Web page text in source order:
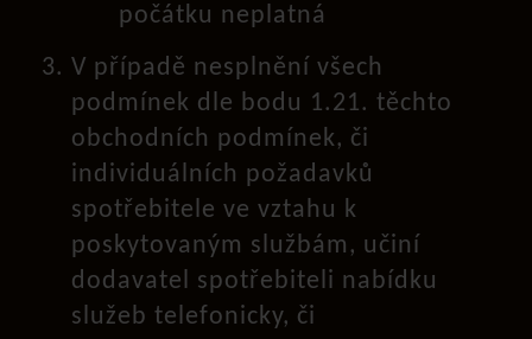
počátku neplatná
V případě nesplnění všech
podmínek dle bodu 1.21. těchto
obchodních podmínek, či
individuálních požadavků
spotřebitele ve vztahu k
poskytovaným službám, učiní
dodavatel spotřebiteli nabídku
služeb telefonicky, či